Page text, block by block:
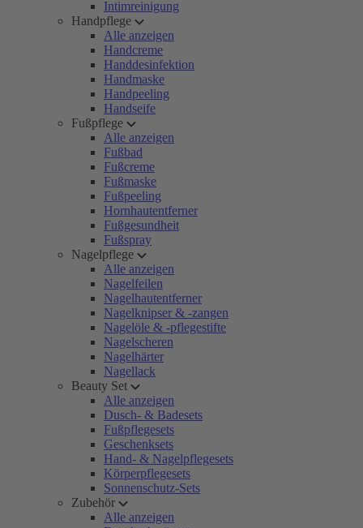
Intimreinigung
Handpflege
Alle anzeigen
Handcreme
Handdesinfektion
Handmaske
Handpeeling
Handseife
Fußpflege
Alle anzeigen
Fußbad
Fußcreme
Fußmaske
Fußpeeling
Hornhautentferner
Fußgesundheit
Fußspray
Nagelpflege
Alle anzeigen
Nagelfeilen
Nagelhautentferner
Nagelknipser & -zangen
Nagelöle & -pflegestifte
Nagelscheren
Nagelhärter
Nagellack
Beauty Set
Alle anzeigen
Dusch- & Badesets
Fußpflegesets
Geschenksets
Hand- & Nagelpflegesets
Körperpflegesets
Sonnenschutz-Sets
Zubehör
Alle anzeigen